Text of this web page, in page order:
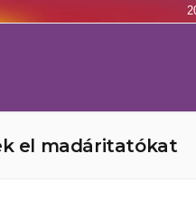
el madáritatókat